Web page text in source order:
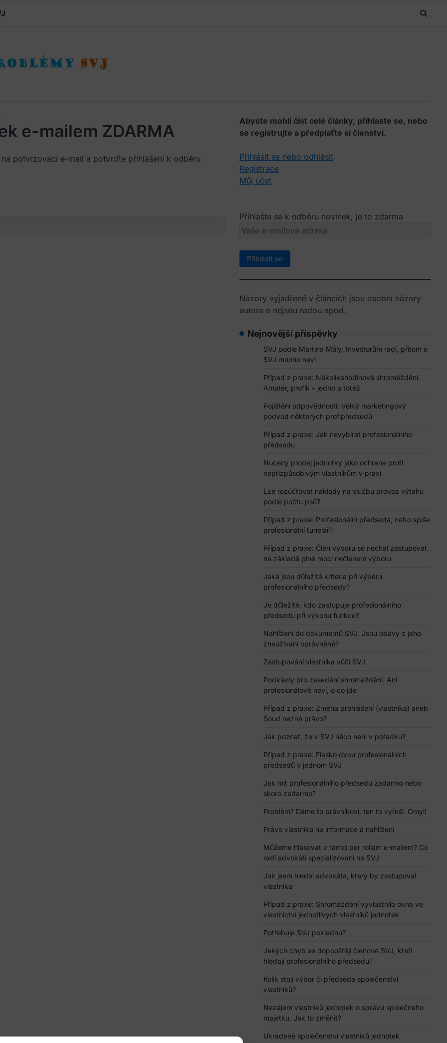
e-mailem ZDARMA
potvrzovací e-mail a potvrďte přihlášení k odběru
Abyste mohli číst celé články, přihlaste se, nebo
se registrujte a předplaťte si členství.
Přihlásit se nebo odhlásit
Registrace
Můj účet
Přihlašte se k odběru novinek, je to zdarma
Názory vyjádřené v článcích jsou osobní názory
autora a nejsou radou apod.
Nejnovější příspěvky
SVJ podle Martina Mály: Investorům radí, přitom o
SVJ mnoho neví
Případ z praxe: Několikahodinová shromáždění.
Amatér, profík – jedno a totéž
Pojištění odpovědnosti: Velký marketingový
podvod některých profipředsedů
Případ z praxe: Jak nevybírat profesionálního
předsedu
Nucený prodej jednotky jako ochrana proti
nepřizpůsobivým vlastníkům v praxi
Lze rozúčtovat náklady na službu provoz výtahu
podle počtu psů?
Případ z praxe: Profesionální předseda, nebo spíše
profesionální tunelář?
Případ z praxe: Člen výboru se nechal zastupovat
na základě plné moci nečlenem výboru
Jaká jsou důležitá kritéria při výběru
profesionálního předsedy?
Je důležité, kdo zastupuje profesionálního
předsedu při výkonu funkce?
Nahlížení do dokumentů SVJ. Jsou obavy z jeho
zneužívání oprávněné?
Zastupování vlastníka vůči SVJ
Podklady pro zasedání shromáždění. Ani
profesionálové neví, o co jde
Případ z praxe: Změna prohlášení (vlastníka) aneb
Soud nezná právo?
Jak poznat, že v SVJ něco není v pořádku?
Případ z praxe: Fiasko dvou profesionálních
předsedů v jednom SVJ
Jak mít profesionálního předsedu zadarmo nebo
skoro zadarmo?
Problém? Dáme to právníkovi, ten to vyřeší. Omyl!
Právo vlastníka na informace a nahlížení
Můžeme hlasovat v rámci per rollam e-mailem? Co
radí advokáti specializovaní na SVJ
Jak jsem hledal advokáta, který by zastupoval
vlastníka
Případ z praxe: Shromáždění vyvlastnilo okna ve
vlastnictví jednotlivých vlastníků jednotek
Potřebuje SVJ pokladnu?
Jakých chyb se dopouštějí členové SVJ, kteří
hledají profesionálního předsedu?
Kolik stojí výbor či předseda společenství
vlastníků?
Nezájem vlastníků jednotek o správu společného
majetku. Jak to změnit?
Ukradené společenství vlastníků jednotek